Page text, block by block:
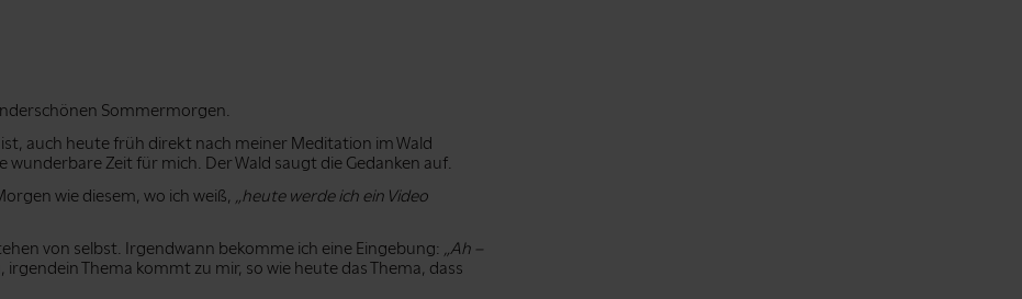
Sommermorgen.
auch heute früh direkt nach meiner Meditation im Wald
Zeit für mich. Der Wald saugt die Gedanken auf.
wie diesem, wo ich weiß,
„heute werde ich ein Video
von selbst. Irgendwann bekomme ich eine Eingebung:
„Ah –
Thema kommt zu mir, so wie heute das Thema, dass